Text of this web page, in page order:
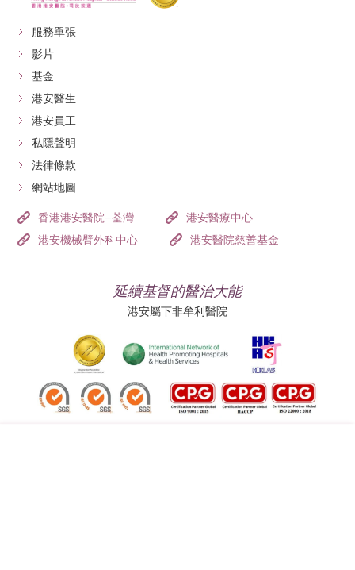
服務單張
影片
基金
港安醫生
港安員工
私隱聲明
法律條款
網站地圖
香港港安醫院–荃灣
港安醫療中心
港安機械臂外科中心
港安醫院慈善基金
延續基督的醫治大能
港安屬下非牟利醫院